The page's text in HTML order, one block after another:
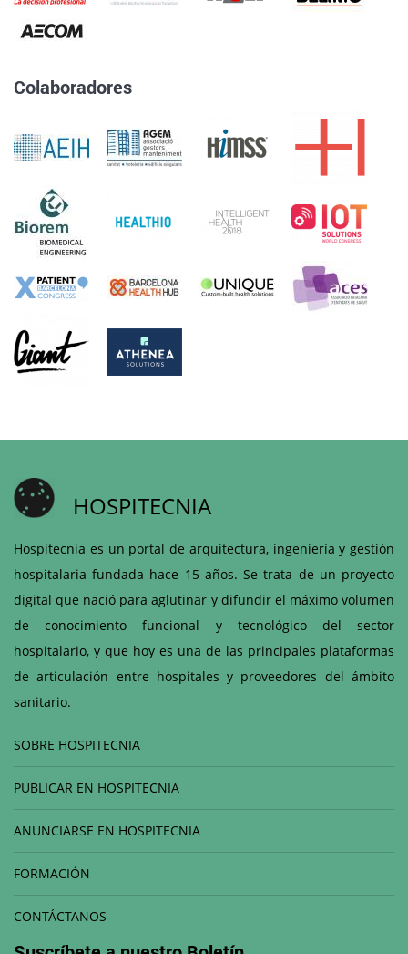
Colaboradores
HOSPITECNIA
Hospitecnia es un portal de arquitectura, ingeniería y gestión
hospitalaria fundada hace 15 años. Se trata de un proyecto
digital que nació para aglutinar y difundir el máximo volumen
de conocimiento funcional y tecnológico del sector
hospitalario, y que hoy es una de las principales plataformas
de articulación entre hospitales y proveedores del ámbito
sanitario.
SOBRE HOSPITECNIA
PUBLICAR EN HOSPITECNIA
ANUNCIARSE EN HOSPITECNIA
FORMACIÓN
CONTÁCTANOS